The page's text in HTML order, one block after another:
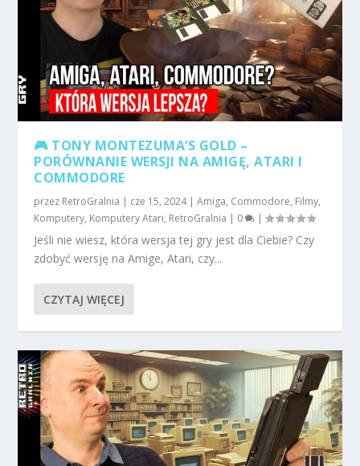
🎮 TONY MONTEZUMA’S GOLD –
PORÓWNANIE WERSJI NA AMIGĘ, ATARI I
COMMODORE
przez RetroGralnia | cze 15, 2024|Amiga, Commodore, Filmy,
Komputery, Komputery Atari, RetroGralnia | 0 |
Jeśli nie wiesz, która wersja tej gry jest dla Ciebie? Czy
zdobyć wersję na Amige, Atari, czy...
CZYTAJ WIĘCEJ